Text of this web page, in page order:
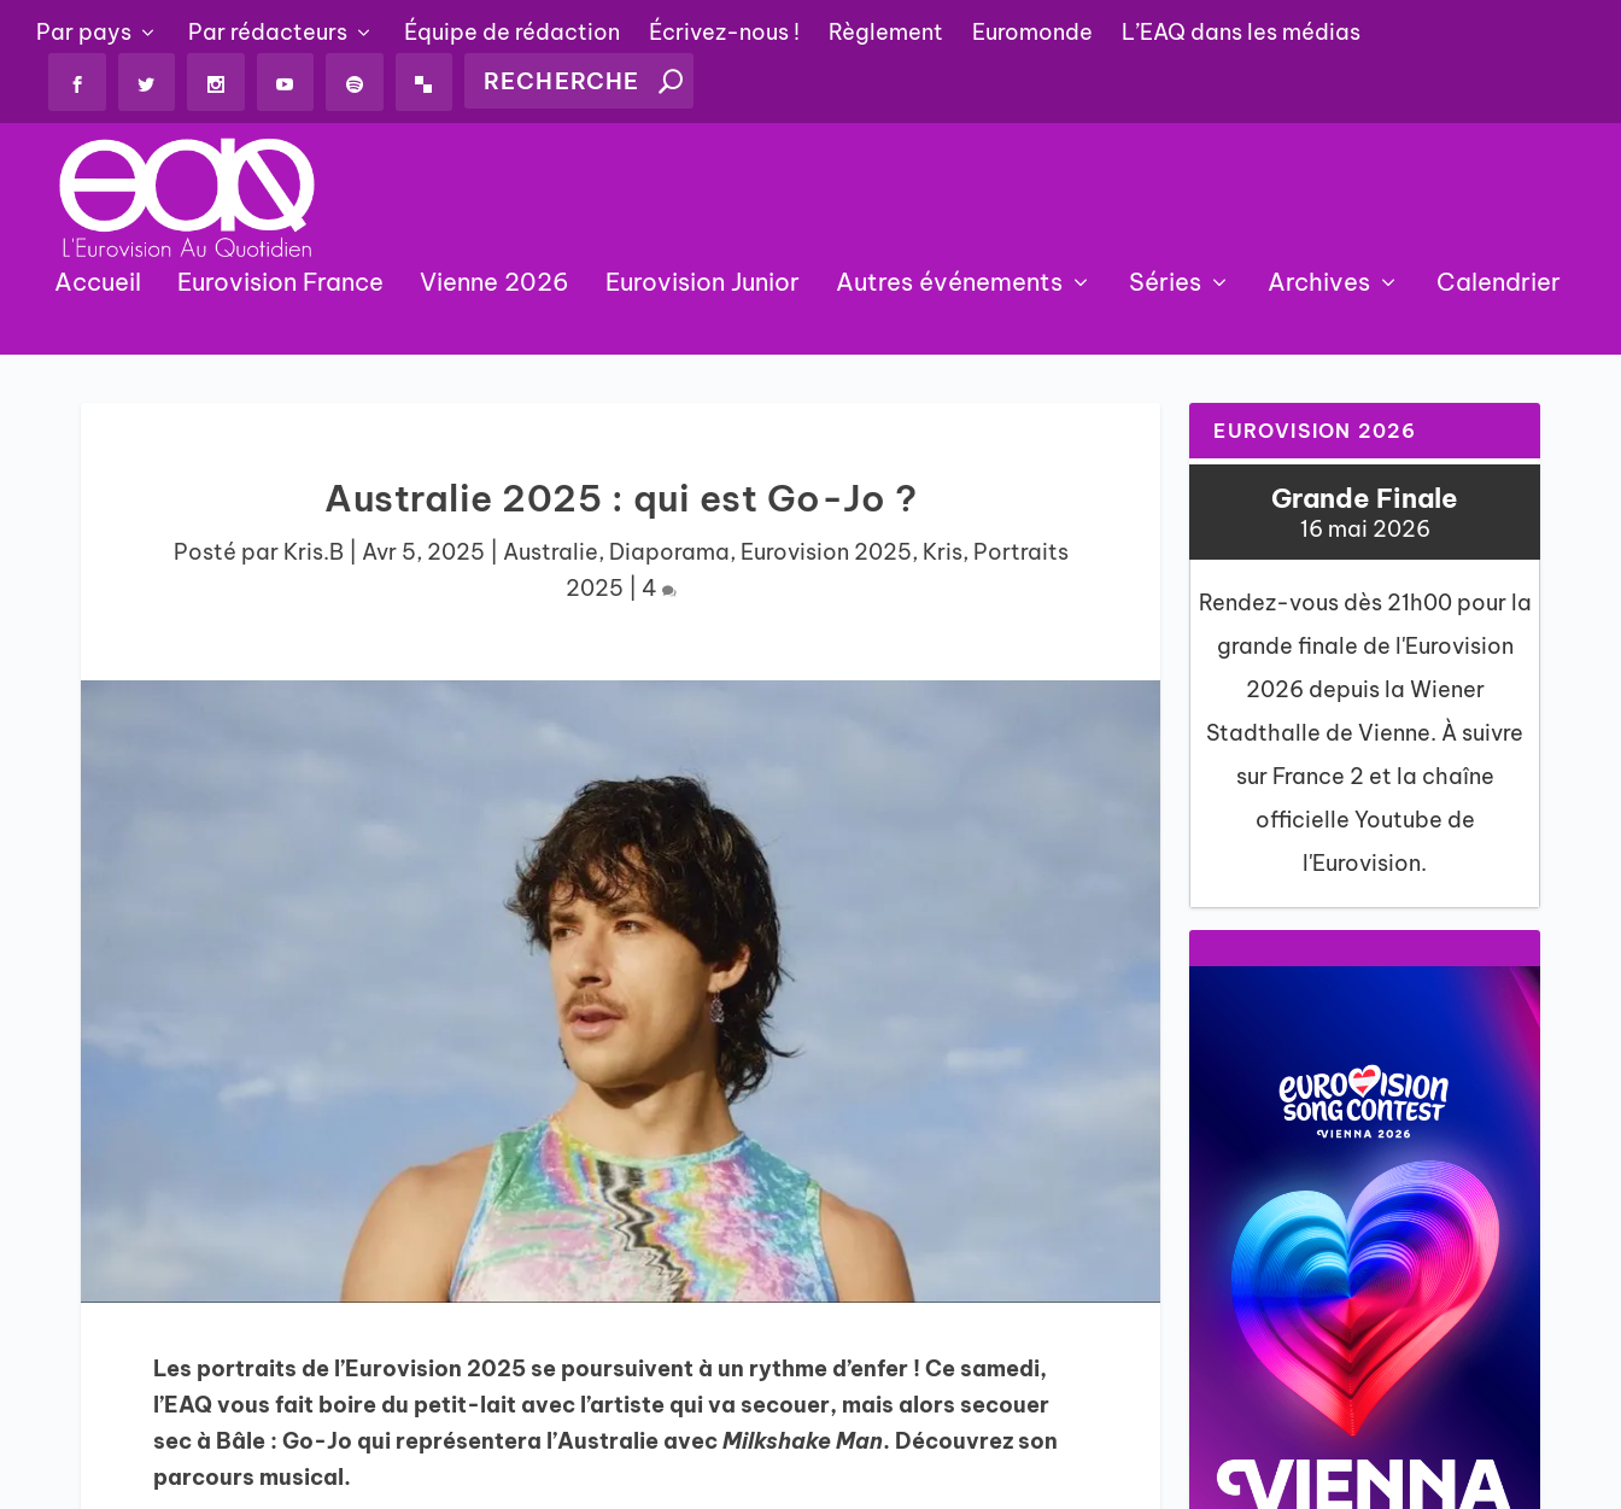
Par pays Par rédacteurs Équipe de rédaction Écrivez-nous ! Règlement Euromonde L’EAQ dans les médias
Accueil Eurovision France Vienne 2026 Eurovision Junior Autres événements Séries Archives Calendrier
Australie 2025 : qui est Go-Jo ?
Posté par Kris.B Avr 5, 2025 Australie, Diaporama, Eurovision 2025, Kris, Portraits
2025
4
Les portraits de l’Eurovision 2025 se poursuivent à un rythme d’enfer ! Ce samedi,
l’EAQ vous fait boire du petit-lait avec l’artiste qui va secouer, mais alors secouer
sec à Bâle : Go-Jo qui représentera l’Australie avecMilkshake Man. Découvrez son
parcours musical.
EUROVISION 2026
Grande Finale
16 mai 2026
Rendez-vous dès 21h00 pour la
grande finale de l'Eurovision
2026 depuis la Wiener
Stadthalle de Vienne. À suivre
sur France 2 et la chaîne
officielle Youtube de
l'Eurovision.